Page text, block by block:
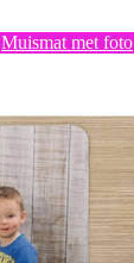
Muismat met foto